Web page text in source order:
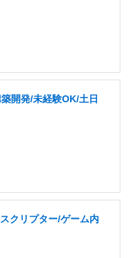
開発/未経験OK/土日
クリプター/ゲーム内